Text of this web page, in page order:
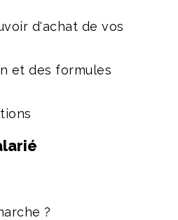
d'achat de vos
et des formules
?